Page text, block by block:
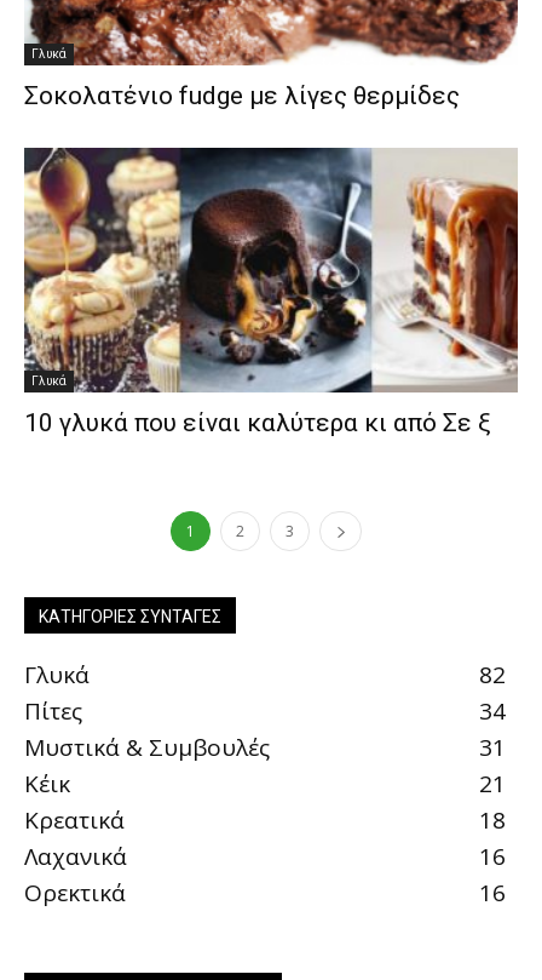
Γλυκά
Σοκολατένιο fudge με λίγες θερμίδες
Γλυκά
10 γλυκά που είναι καλύτερα κι από Σε ξ
1 2 3
ΚΑΤΗΓΟΡΊΕΣ ΣΥΝΤΑΓΈΣ
Γλυκά
82
Πίτες
34
Μυστικά & Συμβουλές
31
Κέικ
21
Κρεατικά
18
Λαχανικά
16
Ορεκτικά
16